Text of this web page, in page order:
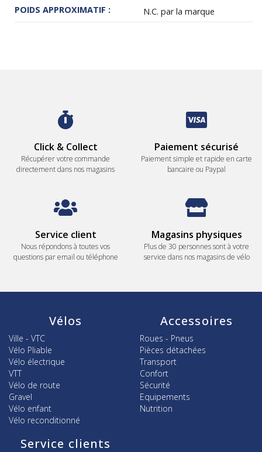
POIDS APPROXIMATIF : N.C. par la marque
Click & Collect
Récupérer votre commande
directement dans nos magasins
Paiement sécurisé
Paiement simple et rapide en carte
bancaire ou Paypal
Service client
Nous répondons à toutes vos
questions par email ou téléphone
Magasins physiques
Plus de 30 personnes sont à votre
service dans nos magasins de vélo
Vélos
Ville - VTC
Vélo Pliable
Vélo électrique
VTT
Vélo de route
Gravel
Vélo enfant
Vélo reconditionné
Accessoires
Roues - Pneus
Pièces détachées
Transport
Confort
Sécurité
Equipements
Nutrition
Service clients